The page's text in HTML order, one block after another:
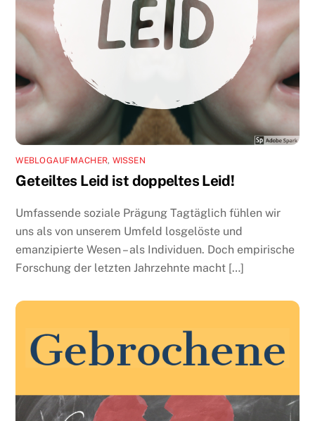
WEBLOGAUFMACHER, WISSEN
Geteiltes Leid ist doppeltes Leid!
Umfassende soziale Prägung Tagtäglich fühlen wir
uns als von unserem Umfeld losgelöste und
emanzipierte Wesen – als Individuen. Doch empirische
Forschung der letzten Jahrzehnte macht […]